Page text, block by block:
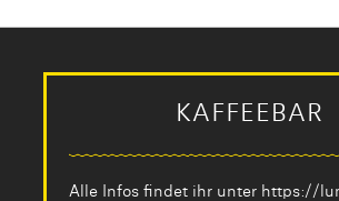
KAFFEEBAR
Alle Infos findet ihr unter https://